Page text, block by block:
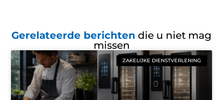
Gerelateerde berichten die u niet mag
missen
ZAKELIJKE DIENSTVERLENING